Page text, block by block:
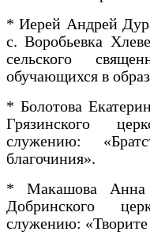
* Иерей Андрей
с. Воробьевка
сельского
обучающихся в
* Болотова
Грязинского
служению:
благочиния».
* Макашова Анна
Добринского
служению: «Творите